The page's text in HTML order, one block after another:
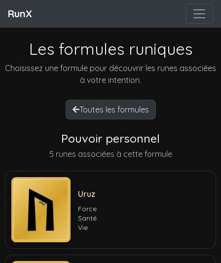
RunX
Les formules runiques
Choisissez une formule pour découvrir les runes associées
à votre intention.
Toutes les formules
Pouvoir personnel
5 runes associées à cette formule
Uruz
Force
Santé
Vie